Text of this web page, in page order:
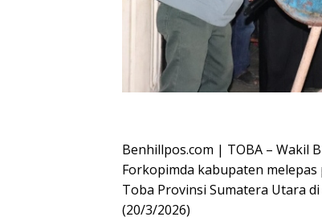
Benhillpos.com | TOBA – Wakil
Forkopimda kabupaten
Toba Provinsi Sumatera Utara
(20/3/2026)